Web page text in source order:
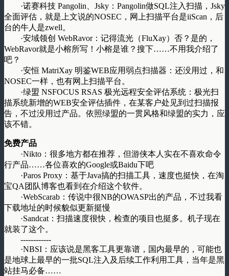
·诺赛科技 Pangolin、Jsky：Pangolin做SQL注入扫描，Jsky
全面评估，就是上文说的NOSEC，网上扫描平台是iiScan，后
台的牛人是zwell。
·安域领创 WebRavor：记得流光（FluXay）否？是的，
WebRavor就是小榕所写！小榕是谁？搜下……不用我介绍了
吧？
·安恒 MatriXay 明鉴WEB应用弱点扫描器：还没用过，和
NOSEC一样，也有网上扫描平台。
·绿盟 NSFOCUS RSAS 极光远程安全评估系统：极光扫
描系统新增的WEB安全评估插件，在某客户处见到过扫描报
告，不过没用过产品。依照绿盟的一贯风格和绿盟的实力，应
该不错。
免费产品
·Nikto：很多地方都在推荐，但游侠本人实在不喜欢命令
行产品……各位喜欢的Google或Baidu下吧
·Paros Proxy：基于Java搞的扫描工具，速度也挺快，在淘
宝QA团队博客也看到在介绍这个软件。
·WebScarab：传说中很NB的OWASP出的产品，不过我看
下载地址的时候貌似更新挺慢
·Sandcat：扫描速度很快，检查的项目也挺多。机子现在
就装了这个。
------------
·NBSI：应该说是黑客工具更靠谱，国内最早的，可能也
是地球上最早的一批SQL注入及后续工作利用工具，当年是黑
站挂马必备……